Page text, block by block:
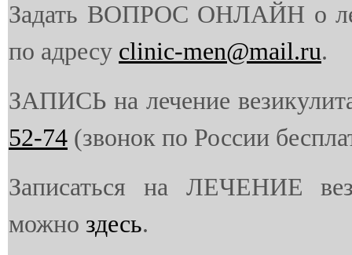
Задать ВОПРОС ОНЛАЙН о
по адресу clinic-men@mail.ru.
ЗАПИСЬ на лечение
52-74 (звонок по России
Записаться на ЛЕЧЕНИЕ
можно здесь.